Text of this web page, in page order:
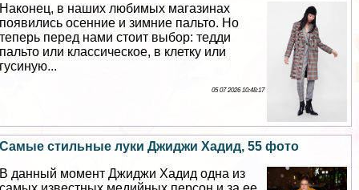
Наконец, в наших любимых магазинах
появились осенние и зимние пальто. Но
теперь перед нами стоит выбор: тедди
пальто или классическое, в клетку или
гусиную...
05 07 2026 10:48:17
Самые стильные луки Джиджи Хадид, 55 фото
В данный момент Джиджи Хадид одна из